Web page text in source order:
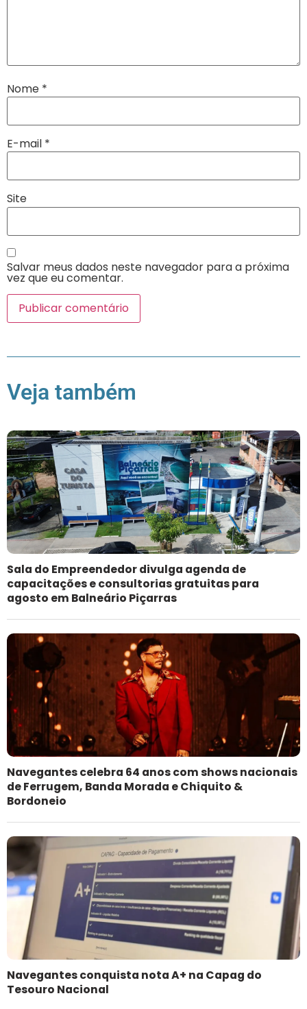
Nome *
E-mail *
Site
Salvar meus dados neste navegador para a próxima
vez que eu comentar.
Veja também
Sala do Empreendedor divulga agenda de
capacitações e consultorias gratuitas para
agosto em Balneário Piçarras
Navegantes celebra 64 anos com shows nacionais
de Ferrugem, Banda Morada e Chiquito &
Bordoneio
Navegantes conquista nota A+ na Capag do
Tesouro Nacional